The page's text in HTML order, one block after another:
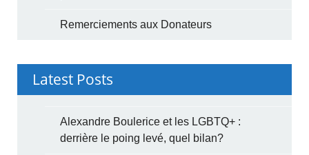
Remerciements aux Donateurs
Latest Posts
Alexandre Boulerice et les LGBTQ+ :
derrière le poing levé, quel bilan?